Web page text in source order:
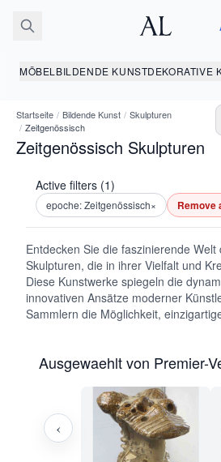
MÖBEL BILDENDE KUNSTDEKORATIVE
Startseite / Bildende Kunst / Skulpturen
/ Zeitgenössisch
Zeitgenössisch Skulpturen
Active filters (1)
epoche: Zeitgenössisch× Remove
Entdecken Sie die faszinierende
Skulpturen, die in ihrer Vielfalt und
Diese Kunstwerke spiegeln die
innovativen Ansätze moderner
Sammlern die Möglichkeit,
Ausgewaehlt von Premier-
‹